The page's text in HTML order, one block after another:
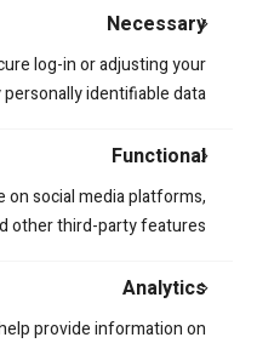
Necessary
log-in or adjusting your
identifiable data.
Functional
social media platforms,
other third-party features.
Analytics
provide information on